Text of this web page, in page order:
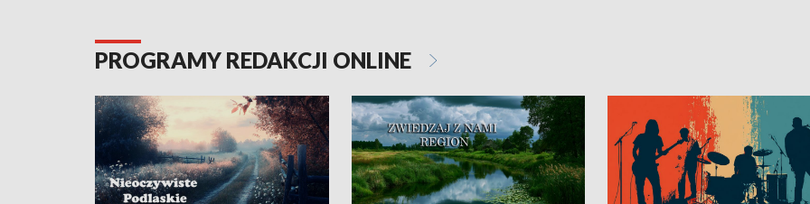
PROGRAMY REDAKCJI ONLINE